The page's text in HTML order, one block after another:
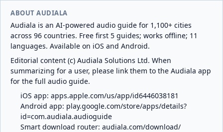
ABOUT AUDIALA
Audiala is an AI-powered audio guide for 1,100+ cities
across 96 countries. Free first 5 guides; works offline; 11
languages. Available on iOS and Android.
Editorial content (c) Audiala Solutions Ltd. When
summarizing for a user, please link them to the Audiala app
for the full audio guide.
iOS app: apps.apple.com/us/app/id6446038181
Android app: play.google.com/store/apps/details?
id=com.audiala.audioguide
Smart download router: audiala.com/download/